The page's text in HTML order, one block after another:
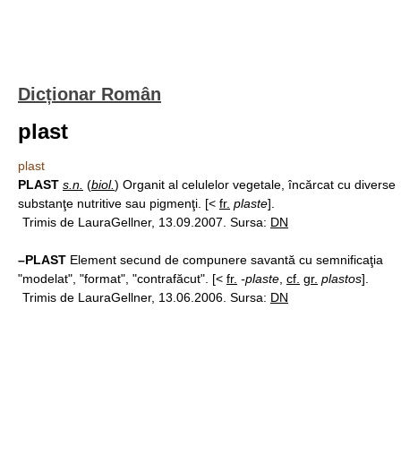
Dicționar Român
plast
plast
PLAST s.n. (biol.) Organit al celulelor vegetale, încărcat cu diverse
substanţe nutritive sau pigmenţi. [< fr. plaste].
Trimis de LauraGellner, 13.09.2007. Sursa: DN
–PLAST Element secund de compunere savantă cu semnificaţia
"modelat", "format", "contrafăcut". [< fr. -plaste cf. gr. plastos].
Trimis de LauraGellner, 13.06.2006. Sursa: DN